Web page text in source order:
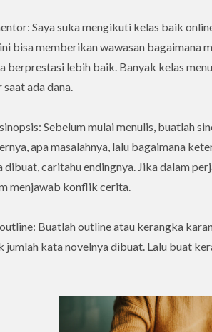
Saya suka mengikuti kelas baik
bisa memberikan wawasan bagaimana
berprestasi lebih baik. Banyak kelas
ada dana.
Sebelum mulai menulis, buatlah
apa masalahnya, lalu bagaimana
caritahu endingnya. Jika dalam
menjawab konflik cerita.
Buatlah outline atau kerangka
jumlah kata novelnya dibuat. Lalu buat